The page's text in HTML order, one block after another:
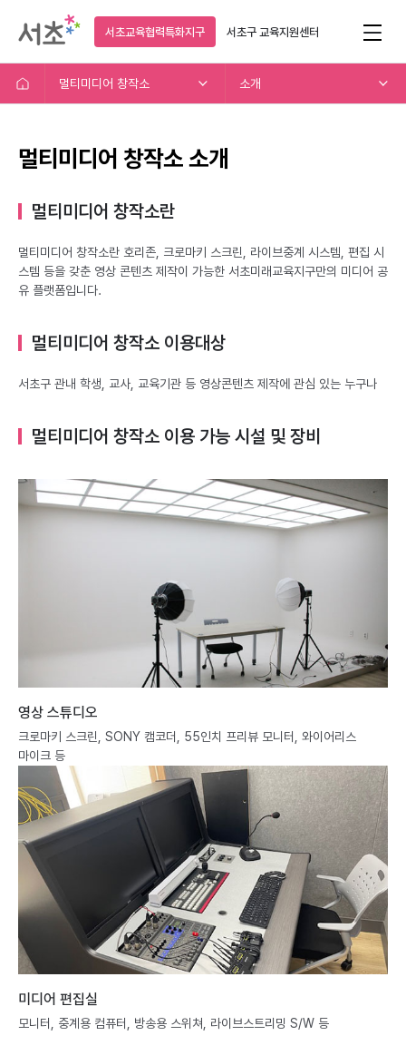
서초교육협력특화지구 서초구교육지원센터
멀티미디어 창작소 소개
멀티미디어 창작소 소개
멀티미디어 창작소란
멀티미디어 창작소란 호리존, 크로마키 스크린, 라이브중계 시스템, 편집 시
스템 등을 갖춘 영상 콘텐츠 제작이 가능한 서초미래교육지구만의 미디어 공
유 플랫폼입니다.
멀티미디어 창작소 이용대상
서초구 관내 학생, 교사, 교육기관 등 영상콘텐츠 제작에 관심 있는 누구나
멀티미디어 창작소 이용 가능 시설 및 장비
영상 스튜디오
크로마키 스크린, SONY 캠코더, 55인치 프리뷰 모니터, 와이어리스
마이크 등
미디어 편집실
모니터, 중계용 컴퓨터, 방송용 스위쳐, 라이브스트리밍 S/W 등